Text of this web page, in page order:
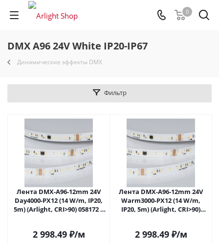
0
DMX A96 24V White IP20-IP67
Динамические эффекты DMX
Фильтр
Лента DMX-A96-12mm 24V
Day4000-PX12 (14 W/m, IP20,
5m) (Arlight, CRI>90) 058172 в
2 998.49₽/м
Лента DMX-A96-12mm 24V
Warm3000-PX12 (14 W/m,
IP20, 5m) (Arlight, CRI>90)
2 998.49₽/м